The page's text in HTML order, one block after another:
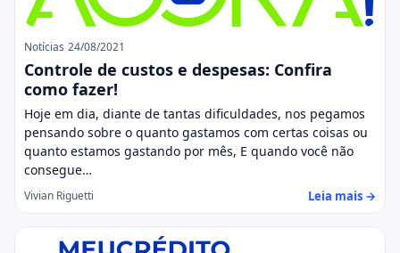
Notícias 24/08/2021
Controle de custos e despesas: Confira
como fazer!
Hoje em dia, diante de tantas dificuldades, nos pegamos
pensando sobre o quanto gastamos com certas coisas ou
quanto estamos gastando por mês, E quando você não
consegue…
Vivian Riguetti Leia mais →